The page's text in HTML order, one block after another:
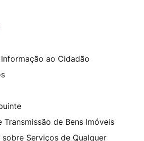
ao Cidadão
Transmissão de Bens Imóveis
Serviços de Qualquer